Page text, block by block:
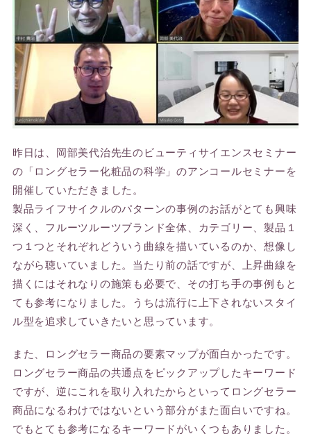
昨日は、岡部美代治先生のビューティサイエンスセミナー
の「ロングセラー化粧品の科学」のアンコールセミナーを
開催していただきました。
製品ライフサイクルのパターンの事例のお話がとても興味
深く、フルーツルーツブランド全体、カテゴリー、製品１
つ１つとそれぞれどういう曲線を描いているのか、想像し
ながら聴いていました。当たり前の話ですが、上昇曲線を
描くにはそれなりの施策も必要で、その打ち手の事例もと
ても参考になりました。うちは流行に上下されないスタイ
ル型を追求していきたいと思っています。
また、ロングセラー商品の要素マップが面白かったです。
ロングセラー商品の共通点をピックアップしたキーワード
ですが、逆にこれを取り入れたからといってロングセラー
商品になるわけではないという部分がまた面白いですね。
でもとても参考になるキーワードがいくつもありました。